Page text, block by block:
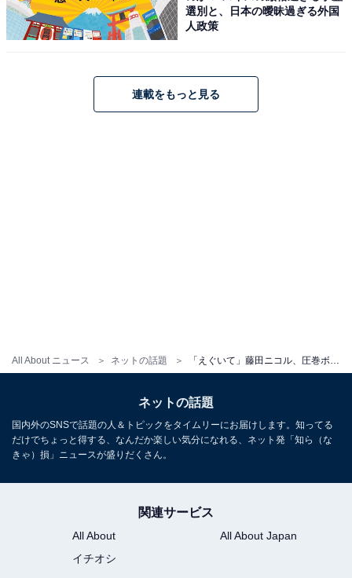
All About ニュース ネットの話題
選別と、日本の曖昧過ぎる外国
人政策
連載をもっと見る
ネットの話題
国内外のSNSで話題の人＆トピックをタイムリーにお届けします。知ってる
だけでちょっと得する、なんだか楽しい気分になれる、ネット発「知ら（な
きゃ）損」ニュースが盛りだくさん。
関連サービス
All About
All About Japan
イチオシ